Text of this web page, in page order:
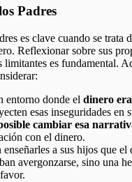
Padres
es clave cuando se trata
Reflexionar sobre sus
limitantes es fundamental.
entorno donde el dinero
esas inseguridades en
cambiar esa
con el dinero.
enseñarles a sus hijos que el
avergonzarse, sino una